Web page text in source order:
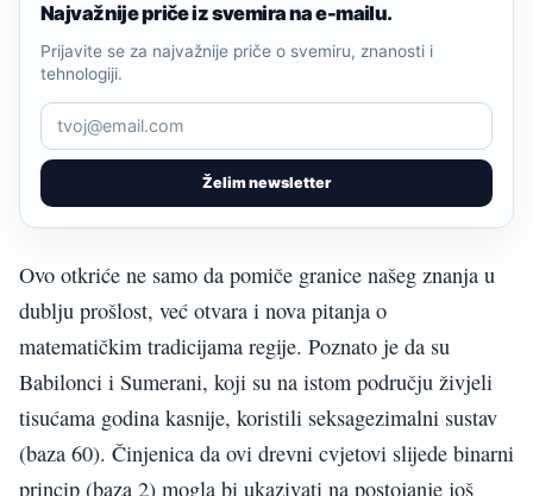
Najvažnije priče iz svemira na e-mailu.
Želim newsletter
Prijavite se za najvažnije priče o svemiru, znanosti i
tehnologiji.
Ovo otkriće ne samo da pomiče granice našeg znanja u
dublju prošlost, već otvara i nova pitanja o
matematičkim tradicijama regije. Poznato je da su
Babilonci i Sumerani, koji su na istom području živjeli
tisućama godina kasnije, koristili seksagezimalni sustav
(baza 60). Činjenica da ovi drevni cvjetovi slijede binarni
princip (baza 2) mogla bi ukazivati na postojanje još